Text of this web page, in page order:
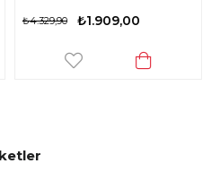
₺1.909,00
₺4.329,90